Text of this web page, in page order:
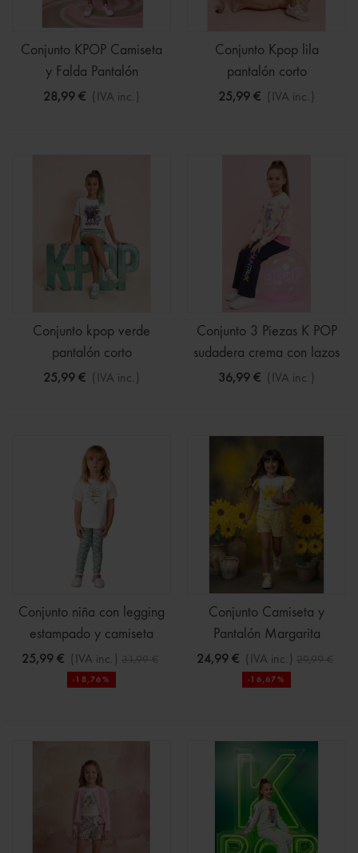
Conjunto KPOP Camiseta
y Falda Pantalón
28,99 € (IVA inc.)
Conjunto Kpop lila
pantalón corto
25,99 € (IVA inc.)
Conjunto kpop verde
pantalón corto
25,99 € (IVA inc.)
Conjunto 3 Piezas K POP
sudadera crema con lazos
36,99 € (IVA inc.)
Conjunto niña con legging
estampado y camiseta
25,99 € (IVA inc.) 31,99 €
-18,76%
Conjunto Camiseta y
Pantalón Margarita
24,99 € (IVA inc.) 29,99 €
-16,67%